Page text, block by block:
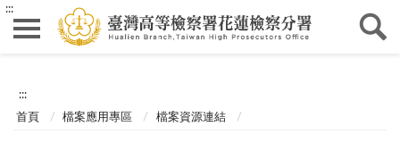
:::
:::
首頁 檔案應用專區 檔案資源連結